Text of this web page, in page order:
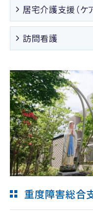
居宅介護支援（ケ
訪問看護
重度障害総合